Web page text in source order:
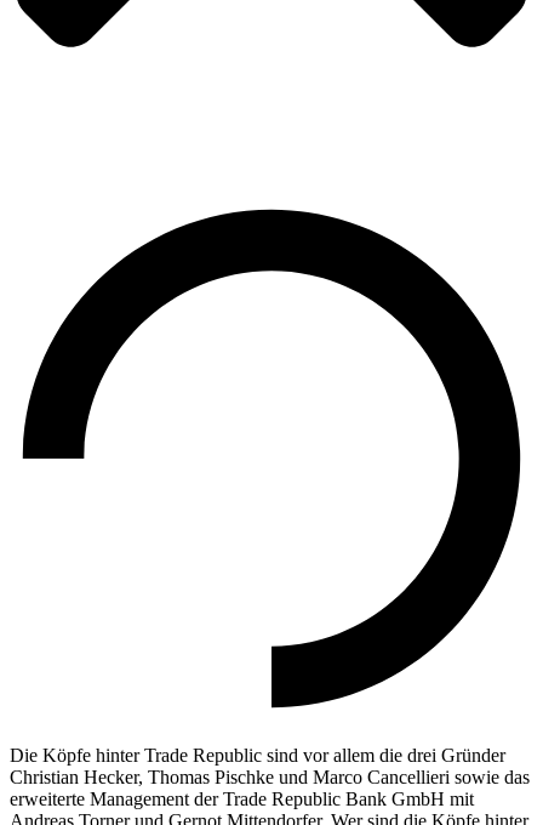
Die Köpfe hinter Trade Republic sind vor allem die drei Gründer
Christian Hecker, Thomas Pischke und Marco Cancellieri sowie das
erweiterte Management der Trade Republic Bank GmbH mit
Andreas Torner und Gernot Mittendorfer. Wer sind die Köpfe hinter